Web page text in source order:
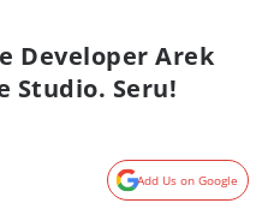
Developer Arek
Studio. Seru!
Add Us on Google